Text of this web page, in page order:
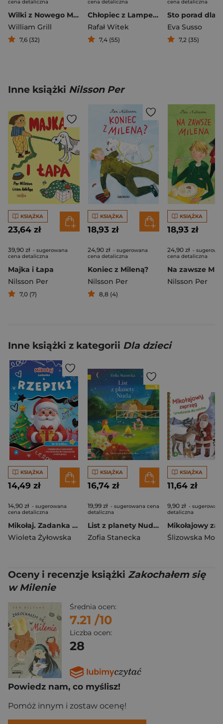
cena detaliczna
Wilki z Nowego Meksyku
William Grill
7,6 (32)
cena detaliczna
Chłopiec z Lampedusy
Rafał Witek
7,4 (55)
cena detaliczna
Eva Susso
7,2 (35)
Inne książki Nilsson Per
KSIĄŻKA
23,64 zł
39,90 zł - sugerowana
cena detaliczna
Majka i Łapa
Nilsson Per
7,0 (7)
KSIĄŻKA
18,93 zł
24,90 zł - sugerowana
cena detaliczna
Koniec z Mileną?
Nilsson Per
8,8 (4)
KSIĄŻKA
18,93 zł
24,90 zł -
cena detaliczna
Nilsson Per
Inne książki z kategorii Dla dzieci
KSIĄŻKA
14,49 zł
14,90 zł - sugerowana
cena detaliczna
Mikołaj. Zadanka & rzepiki
Wioleta Żyłowska
KSIĄŻKA
16,74 zł
19,99 zł - sugerowana cena
detaliczna
List z planety Nuda. Czytam sobie. Poziom 1
Zofia Stanecka
KSIĄŻKA
11,64 zł
9,90 zł -
detaliczna
Ślizowska
Oceny i recenzje książki Zakochałem się
w Milenie
Średnia ocen:
7.21 /10
Liczba ocen:
28
Powiedz nam, co myślisz!
Pomóż innym i zostaw ocenę!